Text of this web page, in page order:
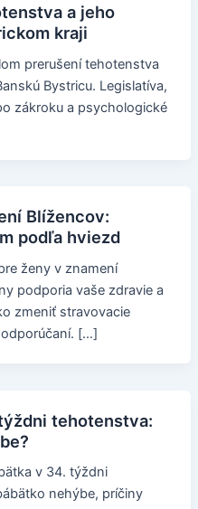
a jeho
kraji
prerušení tehotenstva
Bystricu. Legislatíva,
zákroku a psychologické
Blížencov:
podľa hviezd
ženy v znamení
podporia vaše zdravie a
zmeniť stravovacie
[…]
tehotenstva:
v 34. týždni
nehýbe, príčiny